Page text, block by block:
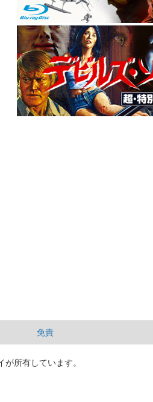
免責
所有しています。